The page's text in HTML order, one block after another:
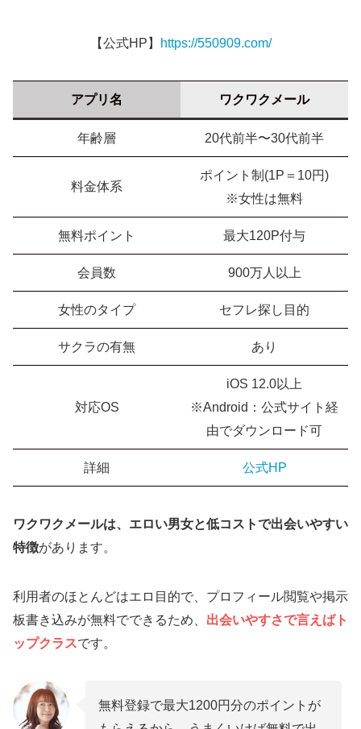
【公式HP】 https://550909.com/
アプリ名 ワクワクメール
年齢層 20代前半〜30代前半
料金体系
ポイント制(1P＝10円)
※女性は無料
無料ポイント 最大120P付与
会員数 900万人以上
女性のタイプ セフレ探し目的
サクラの有無 あり
対応OS
iOS 12.0以上
※Android：公式サイト経
由でダウンロード可
詳細 公式HP
ワクワクメールは、エロい男女と低コストで出会いやすい
特徴があります。
利用者のほとんどはエロ目的で、プロフィール閲覧や掲示
板書き込みが無料でできるため、 出会いやすさで言えばト
ップクラスです。
無料登録で最大1200円分のポイントが